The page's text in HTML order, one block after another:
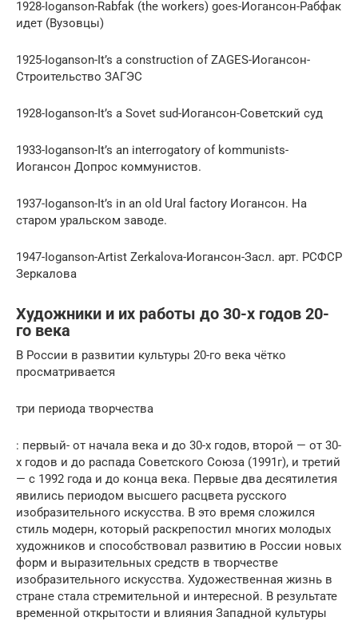
1928-Ioganson-Rabfak (the workers) goes-Иогансон-Рабфак
идет (Вузовцы)
1925-Ioganson-It’s a construction of ZAGES-Иогансон-
Строительство ЗАГЭС
1928-Ioganson-It’s a Sovet sud-Иогансон-Советский суд
1933-Ioganson-It’s an interrogatory of kommunists-
Иогансон Допрос коммунистов.
1937-Ioganson-It’s in an old Ural factory Иогансон. На
старом уральском заводе.
1947-Ioganson-Artist Zerkalova-Иогансон-Засл. арт. РСФСР
Зеркалова
Художники и их работы до 30-х годов 20-
го века
В России в развитии культуры 20-го века чётко
просматривается
три периода творчества
: первый- от начала века и до 30-х годов, второй — от 30-
х годов и до распада Советского Союза (1991г), и третий
— с 1992 года и до конца века. Первые два десятилетия
явились периодом высшего расцвета русского
изобразительного искусства. В это время сложился
стиль модерн, который раскрепостил многих молодых
художников и способствовал развитию в России новых
форм и выразительных средств в творчестве
изобразительного искусства. Художественная жизнь в
стране стала стремительной и интересной. В результате
временной открытости и влияния Западной культуры